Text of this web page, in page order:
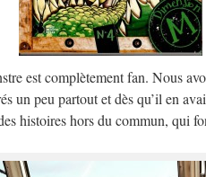
est complètement fan. Nous
un peu partout et dès qu’il en
histoires hors du commun, qui